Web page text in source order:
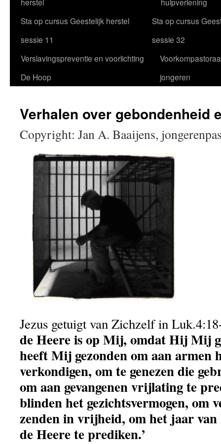
Sta op cursus Geestelijk herstel
sessie 11
Sta op cursus
sessie 32
Verslavingspreventie en voorlichting
De Hoop
jongeren
Verhalen over gebondenheid
Copyright: Jan A. Baaijens,
Jezus getuigt van Zichzelf in
de Heere is op Mij, omdat Hij Mij
heeft Mij gezonden om aan armen
verkondigen, om te genezen die
om aan gevangenen vrijlating te
blinden het gezichtsvermogen, om
zenden in vrijheid, om het jaar van
de Heere te prediken.’